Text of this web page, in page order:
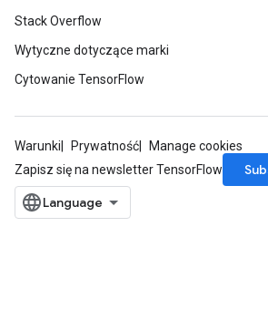
Stack Overflow
Wytyczne dotyczące marki
Cytowanie TensorFlow
Warunki Prywatność
Manage cookies
Zapisz się na newsletter TensorFlow